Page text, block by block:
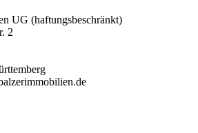
UG (haftungsbeschränkt)
2